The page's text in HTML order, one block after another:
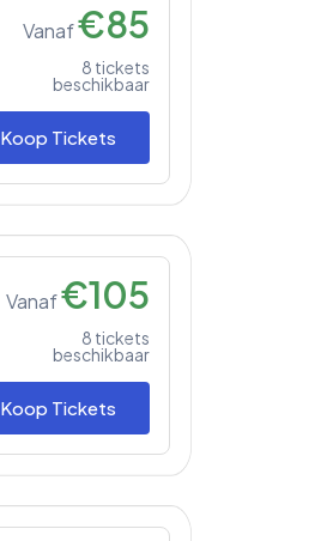
Vanaf€85
8 tickets
beschikbaar
Koop Tickets
Vanaf€105
8 tickets
beschikbaar
Koop Tickets